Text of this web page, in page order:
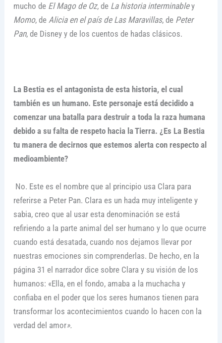
mucho de El Mago de Oz, de La historia interminabley
Momo, de Alicia en el país de Las Maravillas, dePeter
Pan, de Disney y de los cuentos de hadas clásicos.
La Bestia es el antagonista de esta historia, el cual
también es un humano. Este personaje está decidido a
comenzar una batalla para destruir a toda la raza humana
debido a su falta de respeto hacia la Tierra. ¿Es La Bestia
tu manera de decirnos que estemos alerta con respecto al
medioambiente?
No. Este es el nombre que al principio usa Clara para
referirse a Peter Pan. Clara es un hada muy inteligente y
sabia, creo que al usar esta denominación se está
refiriendo a la parte animal del ser humano y lo que ocurre
cuando está desatada, cuando nos dejamos llevar por
nuestras emociones sin comprenderlas. De hecho, en la
página 31 el narrador dice sobre Clara y su visión de los
humanos: «Ella, en el fondo, amaba a la muchacha y
confiaba en el poder que los seres humanos tienen para
transformar los acontecimientos cuando lo hacen con la
verdad del amor».